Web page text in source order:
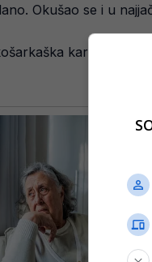
Okušao se i u
karijera,